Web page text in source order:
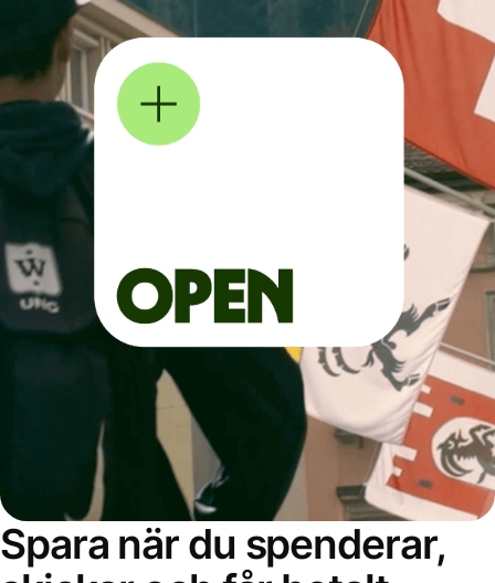
Spara när du spenderar,